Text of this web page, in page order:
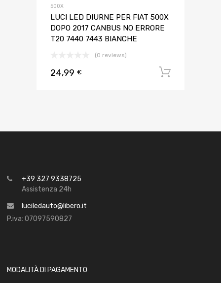
500X
LUCI LED DIURNE PER FIAT 500X
DOPO 2017 CANBUS NO ERRORE
T20 7440 7443 BIANCHE
(0 reviews)
24,99 €
+39 327 9338725
Assistenza 24h
luciledauto@libero.it
P.iva: 07097590827
MODALITÀ DI PAGAMENTO